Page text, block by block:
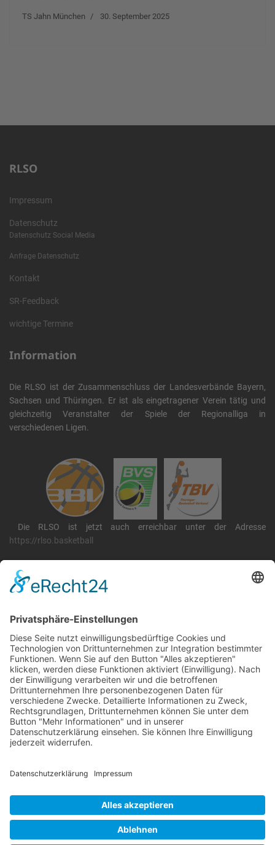
TS Jahn München 30. September 2025
RLSO
Impressum
Datenschutz
Datenschutz Social Media
Anfrage Datenschutz
Kontakt
SR-Feedback
wichtige Termine
Information
Die RLSO ist der Zusammenschluss der Landesverbände Bayern,
Sachsen und Thüringen. Er ist als eingetragener Verein tätig und
gleichzeitig Veranstalter der Spiele der Regionalliga in
verschiedenen Ligen.
Die RLSO ist jetzt auch erreichbar unter der Adresse
https://rlso.basketball
RLSO Minikalender
August 2026
Mo Di Mi Do Fr Sa
So
3127 28 29 30 31 1
2
3310 11 12
26 27 28
3